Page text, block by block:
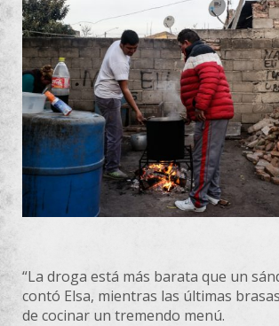
“La droga está más barata que un
contó Elsa, mientras las últimas
de cocinar un tremendo menú.